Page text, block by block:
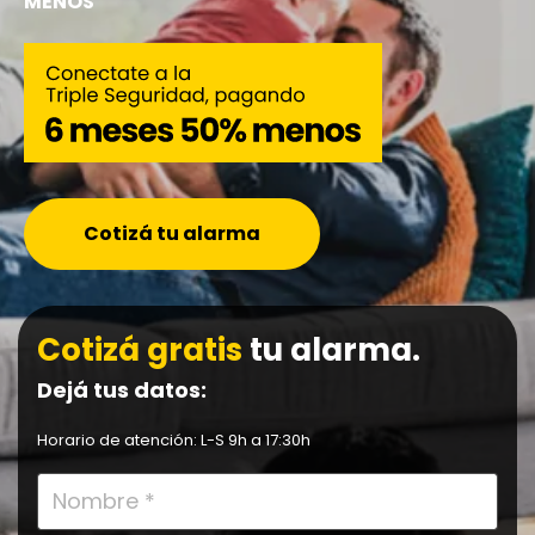
00_Herolp-sem-generic
00_Herolp-display-generic
00_Herolp-social-generic
00_Herolp-sem-generic-mob
00_Herolp-display-generic-mob
00_Herolp-social-generic-mob
00_Hero-moblp
Video
Cotizá tu alarma
Cotizá gratis tu alarma.
Dejá tus datos:
Horario de atención: L-S 9h a 17:30h